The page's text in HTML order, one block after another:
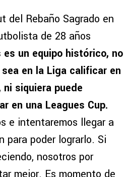
del Rebaño Sagrado en
de 28 años
es un equipo histórico, no
en la Liga calificar en
siquiera puede
en una Leagues Cup.
e intentaremos llegar a
para poder lograrlo. Si
nosotros por